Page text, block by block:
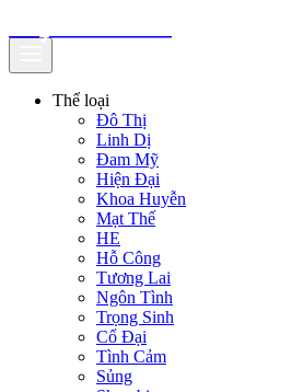
Thể loại
Đô Thị
Linh Dị
Đam Mỹ
Hiện Đại
Khoa Huyễn
Mạt Thế
HE
Hỗ Công
Tương Lai
Ngôn Tình
Trọng Sinh
Cổ Đại
Tình Cảm
Sủng